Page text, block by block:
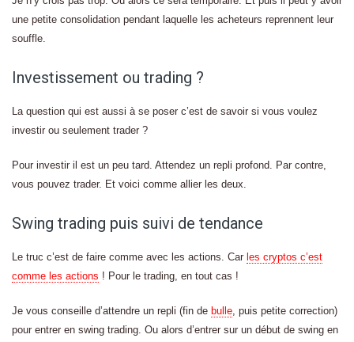
une petite consolidation pendant laquelle les acheteurs reprennent leur
souffle.
Investissement ou trading ?
La question qui est aussi à se poser c’est de savoir si vous voulez
investir ou seulement trader ?
Pour investir il est un peu tard. Attendez un repli profond. Par contre,
vous pouvez trader. Et voici comme allier les deux.
Swing trading puis suivi de tendance
Le truc c’est de faire comme avec les actions. Car les cryptos c’est
comme les actions ! Pour le trading, en tout cas !
Je vous conseille d’attendre un repli (fin de bulle, puis petite correction)
pour entrer en swing trading. Ou alors d’entrer sur un début de swing en